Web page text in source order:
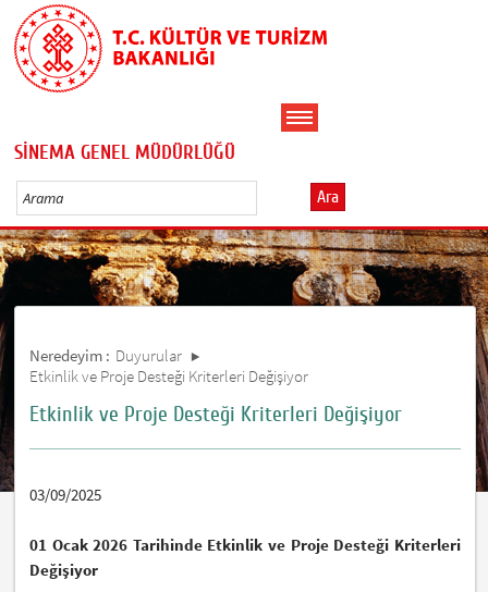
SİNEMA GENEL MÜDÜRLÜĞÜ
Ara
Neredeyim : Duyurular
Etkinlik ve Proje Desteği Kriterleri Değişiyor
Etkinlik ve Proje Desteği Kriterleri Değişiyor
03/09/2025
01 Ocak 2026 Tarihinde Etkinlik ve Proje Desteği Kriterleri
Değişiyor